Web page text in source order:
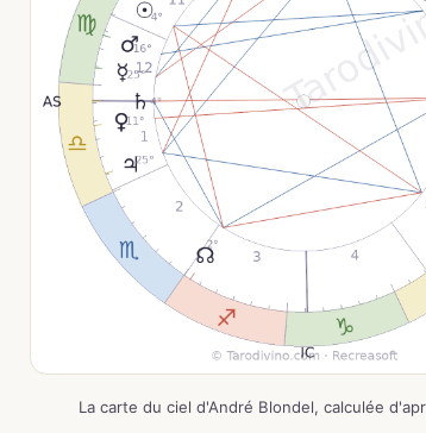
La carte du ciel d'André Blondel, calculée